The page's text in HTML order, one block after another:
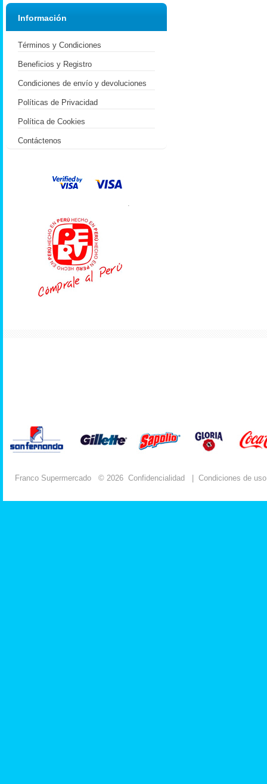
Información
Términos y Condiciones
Beneficios y Registro
Condiciones de envío y devoluciones
Políticas de Privacidad
Política de Cookies
Contáctenos
.
Franco Supermercado © 2026 Confidencialidad Condiciones de uso